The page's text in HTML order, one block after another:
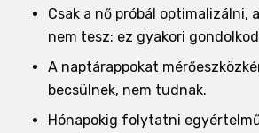
Csak a nő próbál optimalizálni,
nem tesz: ez gyakori
A naptárappokat
becsülnek, nem tudnak.
Hónapokig folytatni